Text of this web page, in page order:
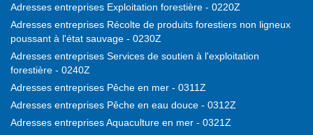
Adresses entreprises Exploitation forestière - 0220Z
Adresses entreprises Récolte de produits forestiers non ligneux
poussant à l'état sauvage - 0230Z
Adresses entreprises Services de soutien à l'exploitation
forestière - 0240Z
Adresses entreprises Pêche en mer - 0311Z
Adresses entreprises Pêche en eau douce - 0312Z
Adresses entreprises Aquaculture en mer - 0321Z